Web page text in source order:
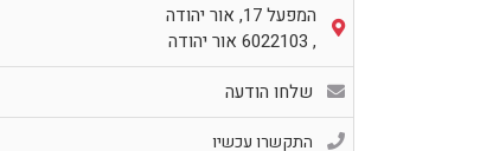
המפעל 17, אור יהודה
,
6022103 אור יהודה
שלחו הודעה
התקשרו עכשיו